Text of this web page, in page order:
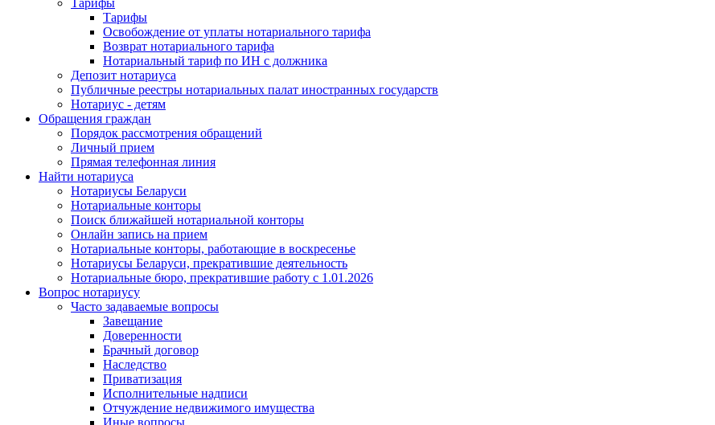
Тарифы
Освобождение от уплаты нотариального тарифа
Возврат нотариального тарифа
Нотариальный тариф по ИН с должника
Депозит нотариуса
Публичные реестры нотариальных палат иностранных государств
Нотариус - детям
Обращения граждан
Порядок рассмотрения обращений
Личный прием
Прямая телефонная линия
Найти нотариуса
Нотариусы Беларуси
Нотариальные конторы
Поиск ближайшей нотариальной конторы
Онлайн запись на прием
Нотариальные конторы, работающие в воскресенье
Нотариусы Беларуси, прекратившие деятельность
Нотариальные бюро, прекратившие работу с 1.01.2026
Вопрос нотариусу
Часто задаваемые вопросы
Завещание
Доверенности
Брачный договор
Наследство
Приватизация
Исполнительные надписи
Отчуждение недвижимого имущества
Иные вопросы